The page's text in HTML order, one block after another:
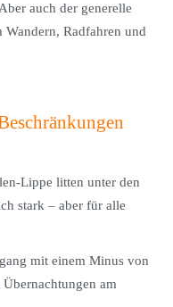
auch der generelle
Radfahren und
Lippe litten unter den
stark – aber für alle
mit einem Minus von
am